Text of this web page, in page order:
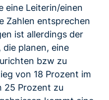
eine Leiterin/einen
Zahlen entsprechen
ist allerdings der
planen, eine
bzw zu
von 18 Prozent im
25 Prozent zu